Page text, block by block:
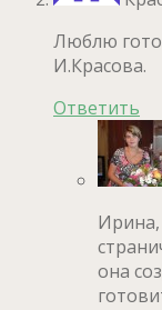
Люблю
И.Красова.
Ответить
Ирина,
она